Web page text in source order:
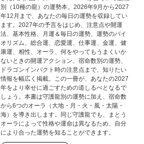
別（10種の龍）の運勢本。2026年9月から2027
年12月まで、あなたの毎日の運勢を収録してい
ます。2027年の予言をはじめ、注意点や開運
法、基本性格、月運＆毎日の運勢、運勢のバイ
オリズム、総合運、恋愛運、仕事運、金運、健
康運、相性、オーラ、何をやってもうまくいか
ないときの開運アクション、宿命数別の運勢、
ドラゴンインパクト時の注意点まで、知りたい
情報を幅広く掲載。この一冊が、あなたの2027
年をより幸せに過ごすための道しるべとなるで
しょう。本書は守護龍別の運勢に加え、宿命数
から6つのオーラ（大地・月・火・風・太陽・
海）を導き出します。同じ守護龍でも、まとう
オーラによって性格や運命は異なるため、自分
により合った運勢を知ることができます。